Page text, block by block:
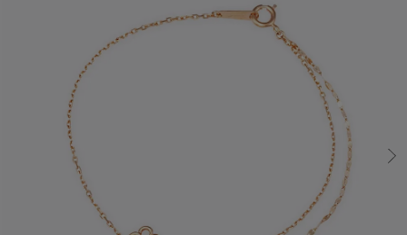
#ハーフエタニティリング
#ダイヤモンド ネックレス
ブランド Canal４℃
カテゴリー すべてのジュエリー